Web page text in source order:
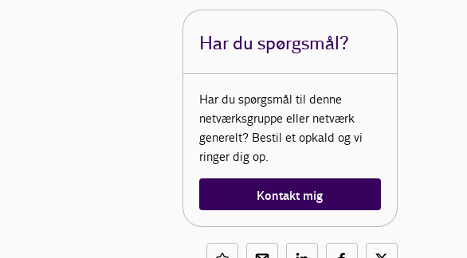
Har du spørgsmål?
Har du spørgsmål til denne
netværksgruppe eller netværk
generelt? Bestil et opkald og vi
ringer dig op.
Kontakt mig